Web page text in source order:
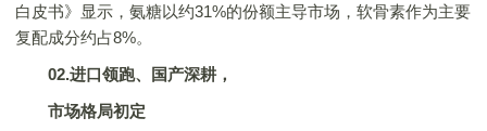
白皮书》显示，氨糖以约31%的份额主导市场，软骨素作为主要
复配成分约占8%。
02.进口领跑、国产深耕，
市场格局初定